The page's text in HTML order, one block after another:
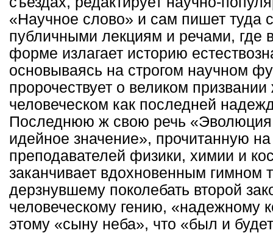
«Научное слово» и сам пишет туда
публичными лекциям и речами, где
форме излагает историю
основываясь на строгом научном
пророчествует о великом
человеческом как последней
Последнюю ж свою речь «Эволюция
идейное значение», прочитанную
преподавателей физики, химии и
заканчивает вдохновенным гимном
дерзнувшему поколебать второй
человеческому гению, «надежному
этому «сыну неба», что «был и